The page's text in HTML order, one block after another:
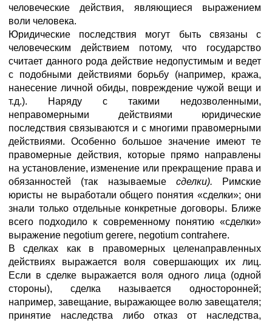
человеческие действия, являющиеся выражением
воли человека.
Юридические последствия могут быть связаны с
человеческим действием потому, что государство
считает данного рода действие недопустимым и ведет
с подобными действиями борьбу (например, кража,
нанесение личной обиды, повреждение чужой вещи и
т.д.). Наряду с такими недозволенными,
неправомерными действиями юридические
последствия связываются и с многими правомерными
действиями. Особенно большое значение имеют те
правомерные действия, которые прямо направлены
на установление, изменение или прекращение права и
обязанностей (так называемые сделки).
Римские
юристы не выработали общего понятия «сделки»; они
знали только отдельные конкретные договоры. Ближе
всего подходило к современному понятию «сделки»
выражение negotium gerere, negotium contrahere.
В сделках как в правомерных целенаправленных
действиях выражается воля совершающих их лиц.
Если в сделке выражается воля одного лица (одной
стороны), сделка называется односторонней;
например, завещание, выражающее волю завещателя;
принятие наследства либо отказ от наследства,